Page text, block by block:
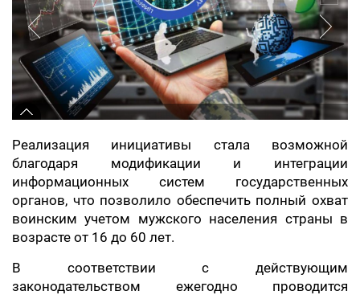
Реализация инициативы стала возможной
благодаря модификации и интеграции
информационных систем государственных
органов, что позволило обеспечить полный охват
воинским учетом мужского населения страны в
возрасте от 16 до 60 лет.
В соответствии с действующим
законодательством ежегодно проводится